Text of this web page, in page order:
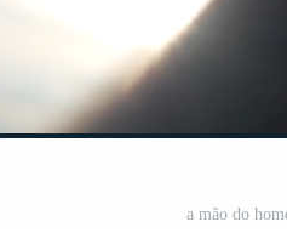
a mão do